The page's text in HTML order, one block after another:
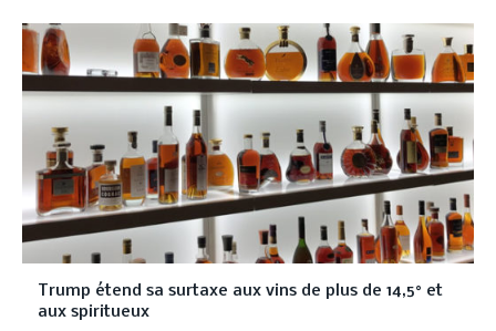
Trump étend sa surtaxe aux vins de plus de 14,5° et
aux spiritueux